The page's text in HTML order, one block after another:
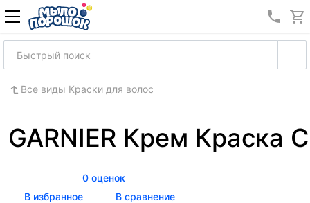
8
Все виды Краски для волос
GARNIER Крем Краска
0 оценок
В избранное
В сравнение